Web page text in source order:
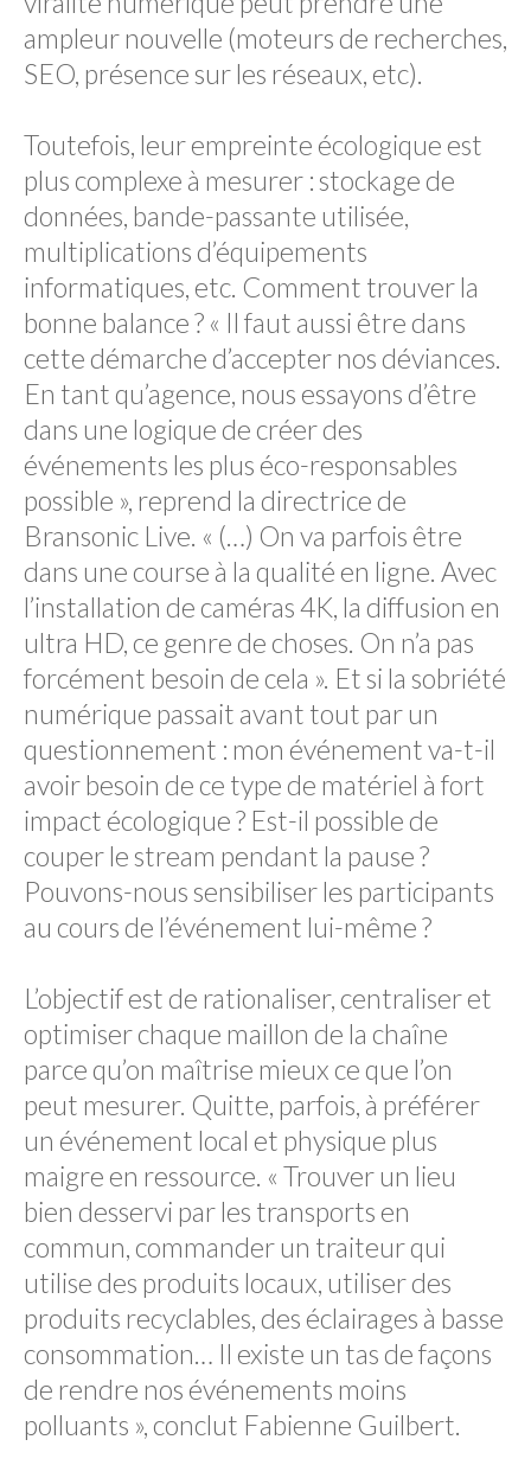
ampleur nouvelle (moteurs de recherches,
SEO, présence sur les réseaux, etc).
Toutefois, leur empreinte écologique est
plus complexe à mesurer : stockage de
données, bande-passante utilisée,
multiplications d’équipements
informatiques, etc. Comment trouver la
bonne balance ? « Il faut aussi être dans
cette démarche d’accepter nos déviances.
En tant qu’agence, nous essayons d’être
dans une logique de créer des
événements les plus éco-responsables
possible », reprend la directrice de
Bransonic Live. « (…) On va parfois être
dans une course à la qualité en ligne. Avec
l’installation de caméras 4K, la diffusion en
ultra HD, ce genre de choses. On n’a pas
forcément besoin de cela ». Et si la sobriété
numérique passait avant tout par un
questionnement : mon événement va-t-il
avoir besoin de ce type de matériel à fort
impact écologique ? Est-il possible de
couper le stream pendant la pause ?
Pouvons-nous sensibiliser les participants
au cours de l’événement lui-même ?
L’objectif est de rationaliser, centraliser et
optimiser chaque maillon de la chaîne
parce qu’on maîtrise mieux ce que l’on
peut mesurer. Quitte, parfois, à préférer
un événement local et physique plus
maigre en ressource. « Trouver un lieu
bien desservi par les transports en
commun, commander un traiteur qui
utilise des produits locaux, utiliser des
produits recyclables, des éclairages à basse
consommation… Il existe un tas de façons
de rendre nos événements moins
polluants », conclut Fabienne Guilbert.